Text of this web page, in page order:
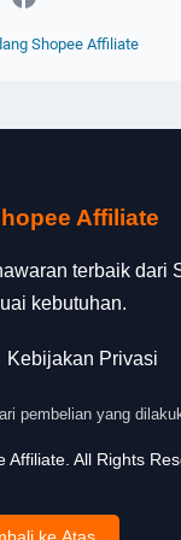
Shopee Affiliate
Affiliate
terbaik
kebutuhan.
Kebijakan Privasi
yang
All Rights
ke Atas